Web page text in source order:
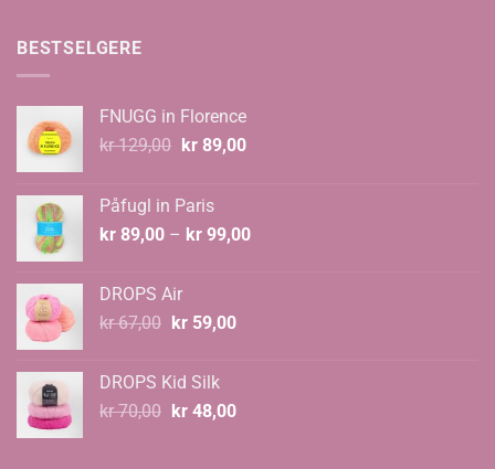
BESTSELGERE
FNUGG in Florence
kr129,00 Opprinnelig
kr 129,00.
kr89,00Nåværende
Påfugl in Paris
kr 89,00 – kr 99,00Prisområde:
DROPS Air
kr67,00 Opprinnelig
kr 67,00.
kr59,00Nåværende
DROPS Kid Silk
kr70,00 Opprinnelig
kr48,00Nåværende